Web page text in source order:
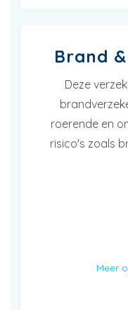
Brand
Deze
roerende en
risico's zoals
Meer